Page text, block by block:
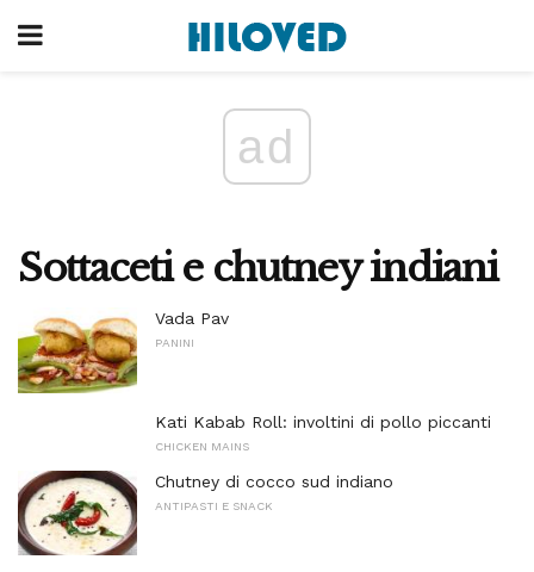
ad
Sottaceti e chutney indiani
Vada Pav
PANINI
Kati Kabab Roll: involtini di pollo piccanti
CHICKEN MAINS
Chutney di cocco sud indiano
ANTIPASTI E SNACK